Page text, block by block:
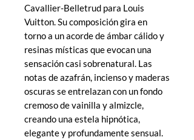
Cavallier-Belletrud para Louis
Vuitton. Su composición gira en
torno a un acorde de ámbar cálido y
resinas místicas que evocan una
sensación casi sobrenatural. Las
notas de azafrán, incienso y maderas
oscuras se entrelazan con un fondo
cremoso de vainilla y almizcle,
creando una estela hipnótica,
elegante y profundamente sensual.